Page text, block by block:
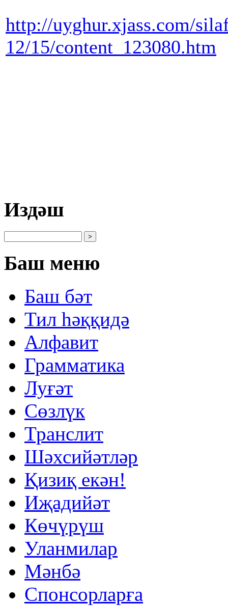
http://uyghur.xjass.com/
12/15/content_123080.htm
Издәш
Баш меню
Баш бəт
Тил һəққидə
Алфавит
Грамматика
Луғəт
Сөзлүк
Транслит
Шәхсийәтләр
Қизиқ екəн!
Иҗадийәт
Көчүрүш
Уланмилар
Мәнбә
Спонсорларға